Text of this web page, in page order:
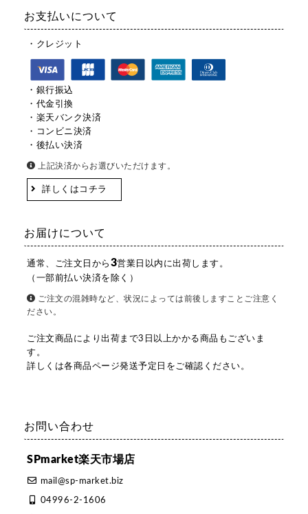
お支払いについて
・クレジット
・銀行振込
・代金引換
・楽天バンク決済
・コンビニ決済
・後払い決済
上記決済からお選びいただけます。
詳しくはコチラ
お届けについて
通常、ご注文日から 3営業日以内に出荷します。
（一部前払い決済を除く）
ご注文の混雑時など、状況によっては前後しますことご注意く
ださい。
ご注文商品により出荷まで3日以上かかる商品もございま
す。
詳しくは各商品ページ発送予定日をご確認ください。
お問い合わせ
SPmarket楽天市場店
mail@sp-market.biz
04996-2-1606